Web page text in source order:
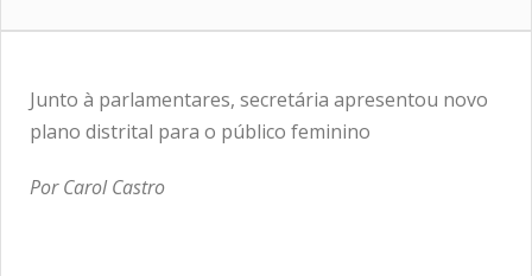
Junto à parlamentares, secretária apresentou novo
plano distrital para o público feminino
Por Carol Castro